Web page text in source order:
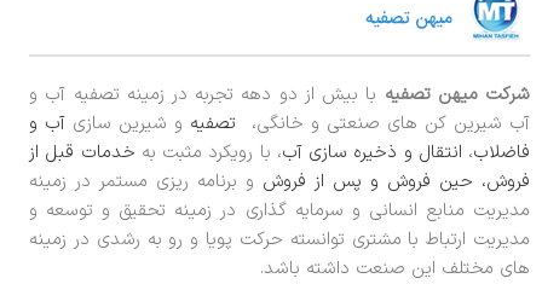
شرکت میهن تصفیه با بیش از دو دهه تجربه در زمینه تصفیه آب و
آب شیرین کن های صنعتی و خانگی،
تصفیه و شیرین سازی آب و
فاضلاب، انتقال و ذخیره سازی آب، با رویکرد مثبت به خدمات قبل از
فروش، حین فروش و پس از فروش و برنامه ریزی مستمر در زمینه
مدیریت منابع انسانی و سرمایه گذاری در زمینه تحقیق و توسعه و
مدیریت ارتباط با مشتری توانسته حرکت پویا و رو به رشدی در زمینه
های مختلف این صنعت داشته باشد.